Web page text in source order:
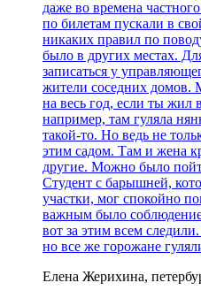
даже во времена
по билетам пускали в
никаких правил по
было в других местах.
записаться у
жители соседних домов.
на весь год, если ты жил
например, там гуляла
такой-то. Но ведь не
этим садом. Там и жена
другие. Можно было
Студент с барышней,
участки, мог спокойно
важным было соблюдение
вот за этим всем
но все же горожане
Елена Жерихина,